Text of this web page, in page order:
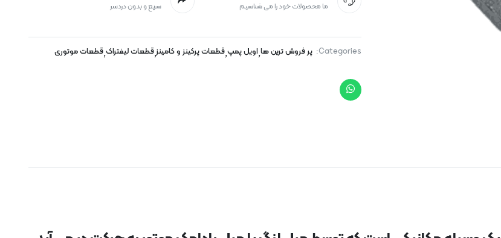
ما محصولات خود را می شناسیم سریع و بدون دردسر
Categories: پر فروش ترین ها,اویل پمپ,قطعات پرکینز و کامینز,قطعات لیفتراک,قطعات موتوری